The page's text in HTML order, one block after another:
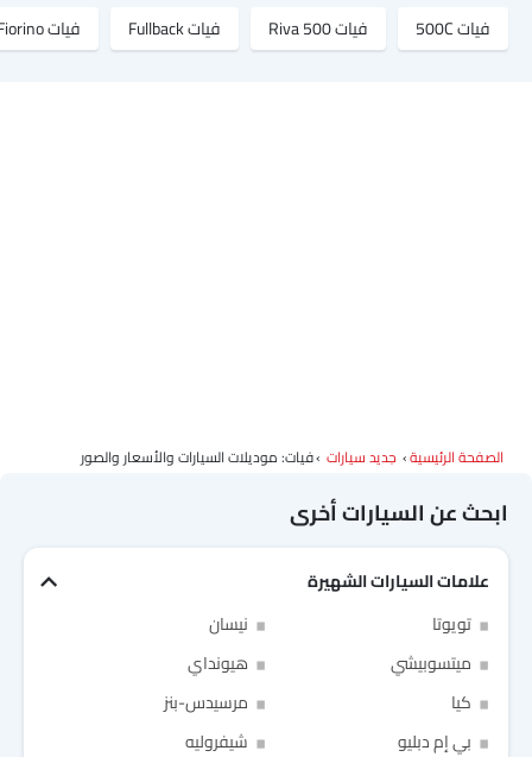
فيات 500C فيات 500 Riva فيات Fullback فيات Fiorino
الصفحة الرئيسية جديد سيارات فيات: موديلات السيارات والأسعار والصور
ابحث عن السيارات أخرى
علامات السيارات الشهيرة
تويوتا
نيسان
ميتسوبيشي
هيونداي
كيا
مرسيدس-بنز
بي إم دبليو
شيفروليه
Link Your Facebook Account